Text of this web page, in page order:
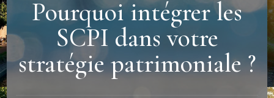
Pourquoi intégrer les
SCPI dans votre
stratégie patrimoniale ?